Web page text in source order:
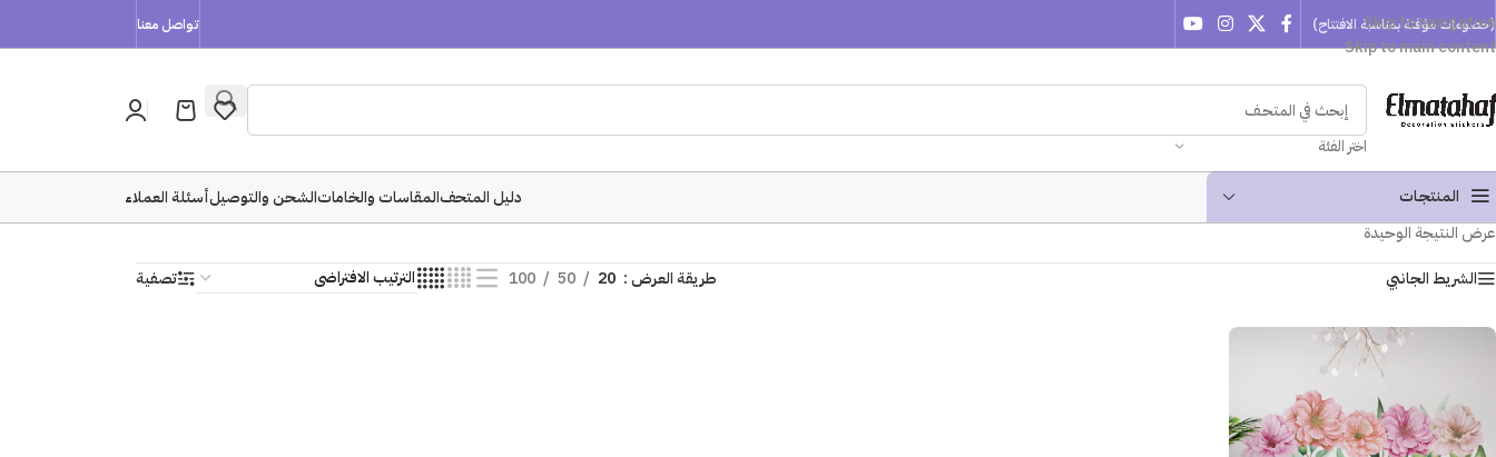
Skip to navigation
Skip to main content
(خصومات مؤقتة بمناسبة الافتتاح) تواصل معنا
اختر الفئة
المنتجـات دليل المتحفالمقاسات والخاماتالشحن والتوصيلأسئلة العملاء
عرض النتيجة الوحيدة
الشريط الجانبي
طريقة العرض 20
50
100 تصفية